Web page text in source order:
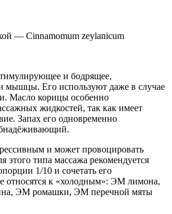
— Cinnamomum zeylanicum
и бодрящее,
мышцы. Его используют даже в случае
Масло корицы особенно
жидкостей, так как имеет
Запах его одновременно
и может провоцировать
этого типа массажа рекомендуется
1/10 и сочетать его
относятся к «холодным»: ЭМ лимона,
ЭМ ромашки, ЭМ перечной мяты